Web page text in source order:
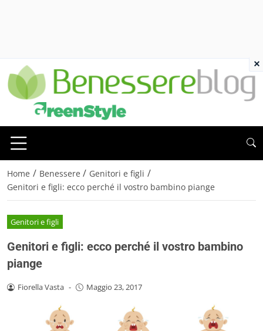
Home / Benessere / Genitori e figli /
Genitori e figli: ecco perché il vostro bambino piange
Genitori e figli
Genitori e figli: ecco perché il vostro bambino
piange
Fiorella Vasta - Maggio 23, 2017
×